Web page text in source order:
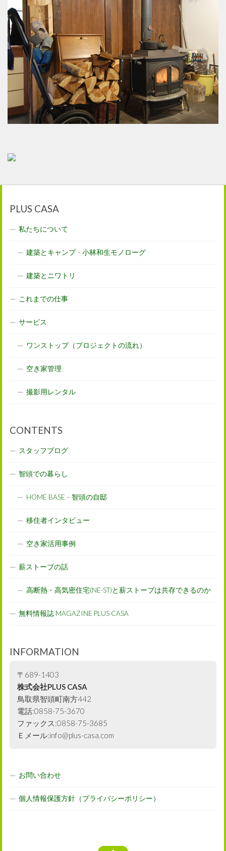
PLUS CASA
私たちについて
建築とキャンプ – 小林和生モノローグ
建築とニワトリ
これまでの仕事
サービス
ワンストップ（プロジェクトの流れ）
空き家管理
撮影用レンタル
CONTENTS
スタッフブログ
智頭での暮らし
HOME BASE – 智頭の自邸
移住者インタビュー
空き家活用事例
薪ストーブの話
高断熱・高気密住宅(NE-ST)と薪ストーブは共存できるのか
無料情報誌 MAGAZINE PLUS CASA
INFORMATION
〒689-1403
株式会社PLUS CASA
鳥取県智頭町南方442
電話:0858-75-3670
ファックス:0858-75-3685
Ｅメール:info@plus-casa.com
お問い合わせ
個人情報保護方針（プライバシーポリシー）